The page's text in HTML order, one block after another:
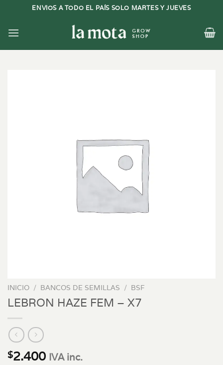
contenido
ENVIOS A TODO EL PAÍS SOLO MARTES Y JUEVES
INICIO / BANCOS DE SEMILLAS / BSF
LEBRON HAZE FEM – X7
$2.400 IVA inc.